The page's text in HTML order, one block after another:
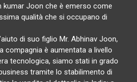
kumar Joon che è emerso come
qualità che si occupano di
di suo figlio Mr. Abhinav Joon,
compagnia è aumentata a livello
tecnologica, siamo stati in grado
tramite lo stabilimento di